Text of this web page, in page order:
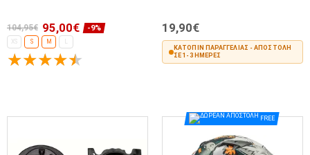
104,95€ 95,00€ -9%
XS S M
19,90€
ΚΑΤΌΠΙΝ ΠΑΡΑΓΓΕΛΊΑΣ - ΑΠΟΣΤΟΛΉ
ΣΕ 1-3 ΗΜΈΡΕΣ
FREE